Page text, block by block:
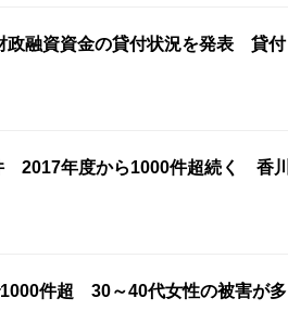
融資資金の貸付状況を発表 貸付
2017年度から1000件超続く 香川
件超 30～40代女性の被害が多